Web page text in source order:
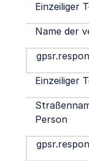
Einzeiliger
Name der
Einzeiliger
Person